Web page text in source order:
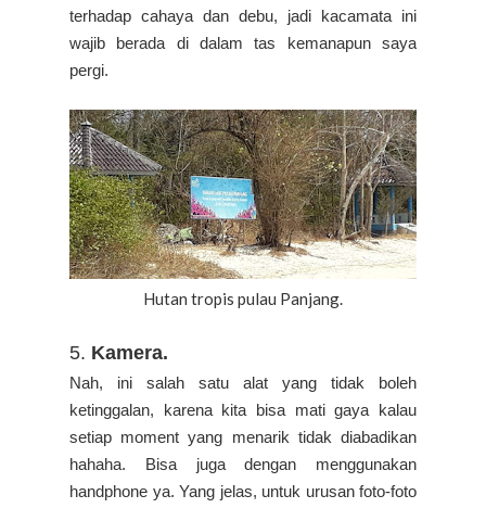
terhadap cahaya dan debu, jadi kacamata ini
wajib berada di dalam tas kemanapun saya
pergi.
Hutan tropis pulau Panjang.
5. Kamera.
Nah, ini salah satu alat yang tidak boleh
ketinggalan, karena kita bisa mati gaya kalau
setiap moment yang menarik tidak diabadikan
hahaha. Bisa juga dengan menggunakan
handphone ya. Yang jelas, untuk urusan foto-foto